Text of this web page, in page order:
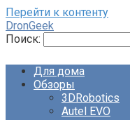
Перейти к контенту
DronGeek
Поиск:
Для дома
Обзоры
3DRobotics
Autel EVO